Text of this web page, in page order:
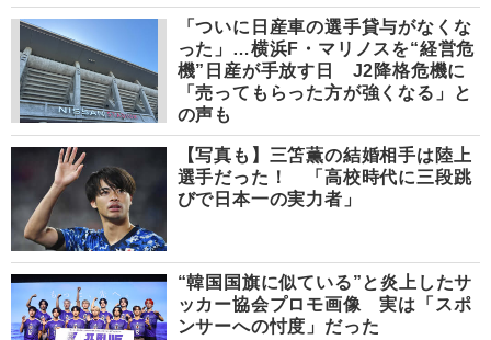
「ついに日産車の選手貸与がなくな
った」…横浜F・マリノスを“経営危
機”日産が手放す日 J2降格危機に
「売ってもらった方が強くなる」と
の声も
【写真も】三笘薫の結婚相手は陸上
選手だった！ 「高校時代に三段跳
びで日本一の実力者」
“韓国国旗に似ている”と炎上したサ
ッカー協会プロモ画像 実は「スポ
ンサーへの忖度」だった